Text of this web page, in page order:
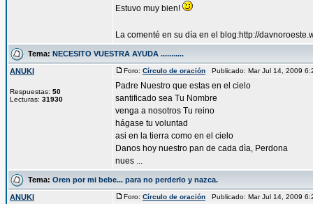
Estuvo muy bien!
La comenté en su día en el blog:http://
Tema: NECESITO VUESTRA AYUDA ...........
ANUKI
Respuestas: 50
Lecturas: 31930
Foro: Círculo de oración Publicado: Mar Jul 14, 2009
Padre Nuestro que estas en el cielo
santificado sea Tu Nombre
venga a nosotros Tu reino
hágase tu voluntad
asi en la tierra como en el cielo
Danos hoy nuestro pan de cada dìa, Perdona
nues ...
Tema: Oren por mi bebe... para no perderlo y nazca.
ANUKI Foro: Círculo de oración Publicado: Mar Jul 14, 2009